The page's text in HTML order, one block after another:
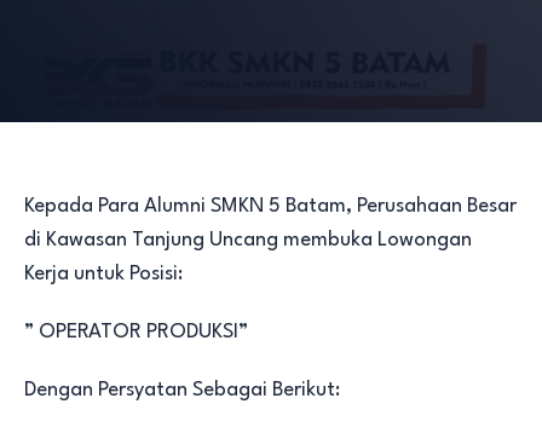
Kepada Para Alumni SMKN 5 Batam, Perusahaan Besar
di Kawasan Tanjung Uncang membuka Lowongan
Kerja untuk Posisi:
” OPERATOR PRODUKSI”
Dengan Persyatan Sebagai Berikut: